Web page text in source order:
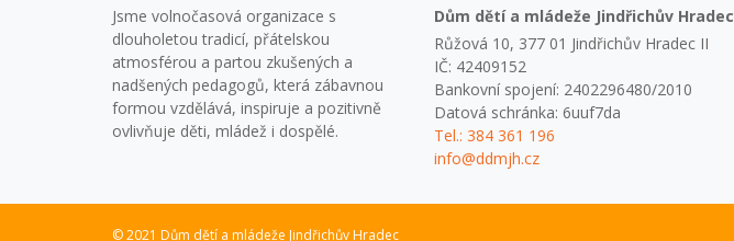
Jsme volnočasová organizace s
dlouholetou tradicí, přátelskou
atmosférou a partou zkušených a
nadšených pedagogů, která zábavnou
formou vzdělává, inspiruje a pozitivně
ovlivňuje děti, mládež i dospělé.
Dům dětí a mládeže Jindřichův Hradec
Růžová 10, 377 01 Jindřichův Hradec II
IČ: 42409152
Bankovní spojení: 2402296480/2010
Datová schránka: 6uuf7da
Tel.: 384 361 196
info@ddmjh.cz
© 2021 Dům dětí a mládeže Jindřichův Hradec